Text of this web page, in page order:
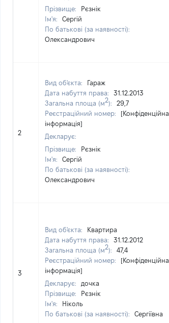
Прізвище:
Рєзнік
Ім'я:
Сергій
По батькові (за наявності):
Олександрович
2
Вид об'єкта:
Гараж
Дата набуття права:
31.12.2013
Загальна площа (м2):
29,7
Реєстраційний номер:
[Конфіденційна
інформація]
Декларує:
Прізвище:
Рєзнік
Ім'я:
Сергій
По батькові (за наявності):
Олександрович
3
Вид об'єкта:
Квартира
Дата набуття права:
31.12.2012
Загальна площа (м2):
47,4
Реєстраційний номер:
[Конфіденційна
інформація]
Декларує:
дочка
Прізвище:
Рєзнік
Ім'я:
Ніколь
По батькові (за наявності):
Сергіївна